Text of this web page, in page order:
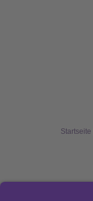
Startseite